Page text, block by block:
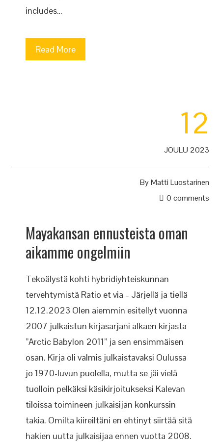
includes…
Read More
12
JOULU 2023
ByMatti Luostarinen
0 comments
Mayakansan ennusteista oman
aikamme ongelmiin
Tekoälystä kohti hybridiyhteiskunnan
tervehtymistä Ratio et via – Järjellä ja tiellä
12.12.2023 Olen aiemmin esitellyt vuonna
2007 julkaistun kirjasarjani alkaen kirjasta
”Arctic Babylon 2011” ja sen ensimmäisen
osan. Kirja oli valmis julkaistavaksi Oulussa
jo 1970-luvun puolella, mutta se jäi vielä
tuolloin pelkäksi käsikirjoitukseksi Kalevan
tiloissa toimineen julkaisijan konkurssin
takia. Omilta kiireiltäni en ehtinyt siirtää sitä
hakien uutta julkaisijaa ennen vuotta 2008.